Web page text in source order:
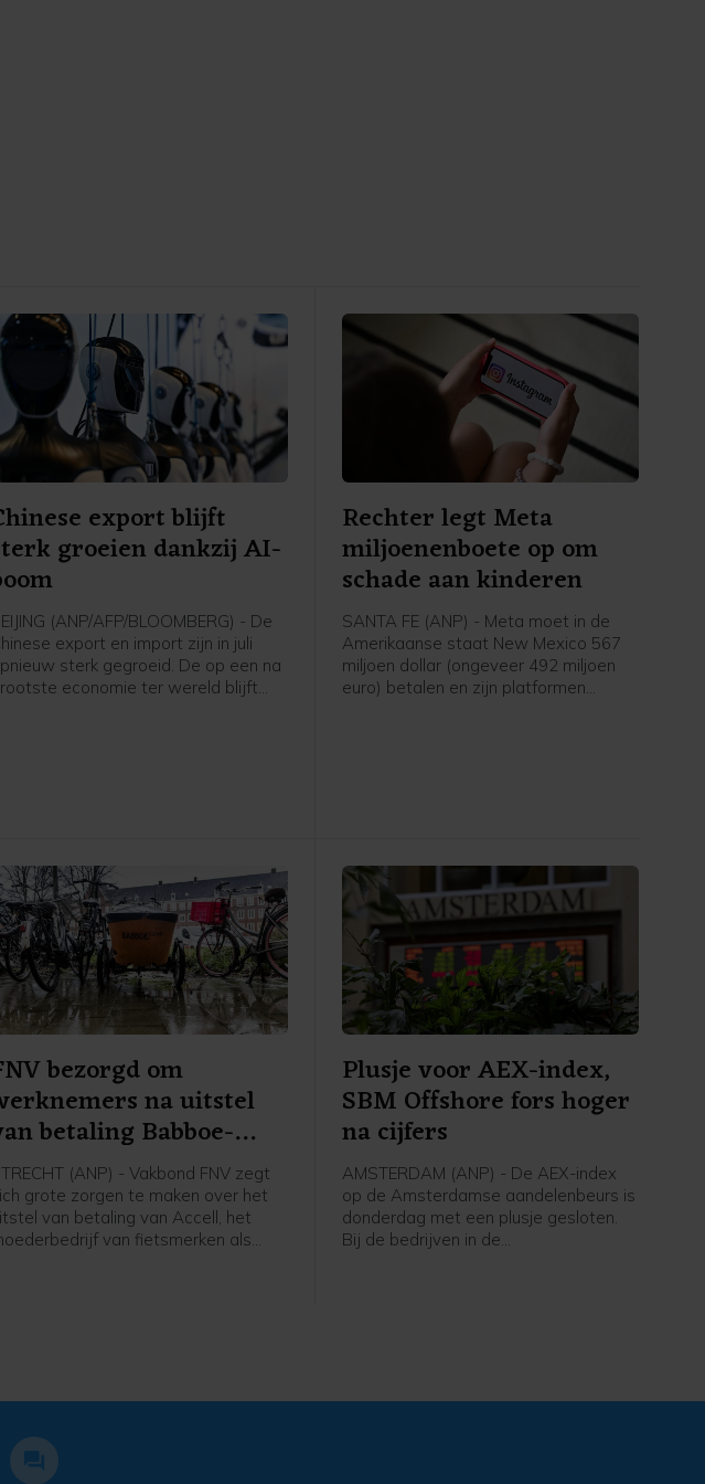
export blijft
groeien dankzij AI-
(ANP/AFP/BLOOMBERG) - De
export en import zijn in juli
sterk gegroeid. De op een na
economie ter wereld blijft
Rechter legt Meta
miljoenenboete op om
schade aan kinderen
SANTA FE (ANP) - Meta moet in de
Amerikaanse staat New Mexico 567
miljoen dollar (ongeveer 492 miljoen
euro) betalen en zijn platformen
bezorgd om
na uitstel
betaling Babboe-
(ANP) - Vakbond FNV zegt
grote zorgen te maken over het
van betaling van Accell, het
van fietsmerken als
de grootste vakbond van Nederland.
Plusje voor AEX-index,
SBM Offshore fors hoger
na cijfers
AMSTERDAM (ANP) - De AEX-index
op de Amsterdamse aandelenbeurs is
donderdag met een plusje gesloten.
Bij de bedrijven in de